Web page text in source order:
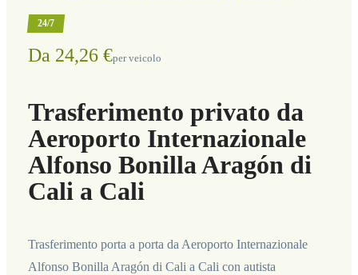
24/7
Da 24,26 €per veicolo
Trasferimento privato da
Aeroporto Internazionale
Alfonso Bonilla Aragón di
Cali a Cali
Trasferimento porta a porta da Aeroporto Internazionale
Alfonso Bonilla Aragón di Cali a Cali con autista